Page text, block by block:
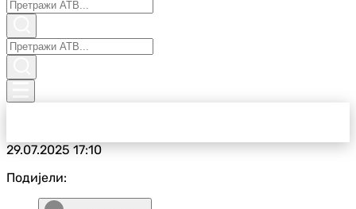
29.07.202517:10
Подијели: